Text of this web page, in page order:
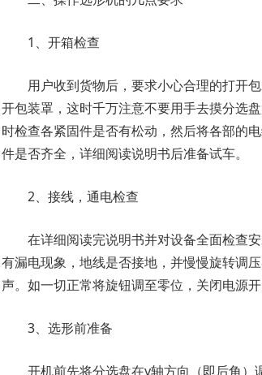
1、开箱检查
用户收到货物后，要求小心合理的打开
开包装罩，这时千万注意不要用手去摸分选
时检查各紧固件是否有松动，然后将各部的
件是否齐全，详细阅读说明书后准备试车。
2、接线，通电检查
在详细阅读完说明书并对设备全面检查
有漏电现象，地线是否接地，并慢慢旋转调
声。如一切正常将旋钮调至零位，关闭电源开
3、选形前准备
开机前先将分选盘在y轴方向（即后角）